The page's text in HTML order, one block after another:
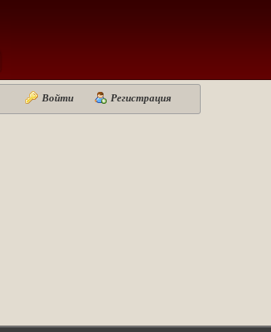
Войти Регистрация